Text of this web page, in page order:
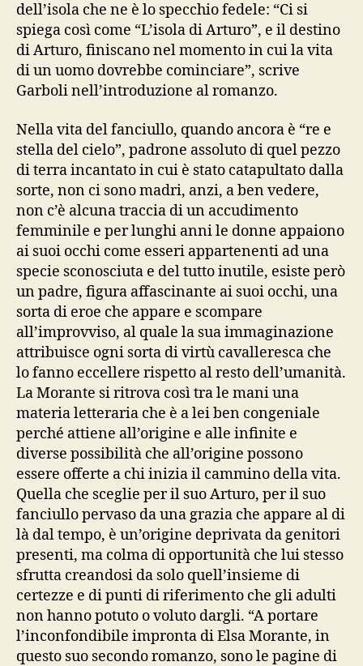
dell’isola che ne è lo specchio fedele: “Ci si
spiega così come “L’isola di Arturo”, e il destino
di Arturo, finiscano nel momento in cui la vita
di un uomo dovrebbe cominciare”, scrive
Garboli nell’introduzione al romanzo.
Nella vita del fanciullo, quando ancora è “re e
stella del cielo”, padrone assoluto di quel pezzo
di terra incantato in cui è stato catapultato dalla
sorte, non ci sono madri, anzi, a ben vedere,
non c’è alcuna traccia di un accudimento
femminile e per lunghi anni le donne appaiono
ai suoi occhi come esseri appartenenti ad una
specie sconosciuta e del tutto inutile, esiste però
un padre, figura affascinante ai suoi occhi, una
sorta di eroe che appare e scompare
all’improvviso, al quale la sua immaginazione
attribuisce ogni sorta di virtù cavalleresca che
lo fanno eccellere rispetto al resto dell’umanità.
La Morante si ritrova così tra le mani una
materia letteraria che è a lei ben congeniale
perché attiene all’origine e alle infinite e
diverse possibilità che all’origine possono
essere offerte a chi inizia il cammino della vita.
Quella che sceglie per il suo Arturo, per il suo
fanciullo pervaso da una grazia che appare al di
là dal tempo, è un’origine deprivata da genitori
presenti, ma colma di opportunità che lui stesso
sfrutta creandosi da solo quell’insieme di
certezze e di punti di riferimento che gli adulti
non hanno potuto o voluto dargli. “A portare
l’inconfondibile impronta di Elsa Morante, in
questo suo secondo romanzo, sono le pagine di